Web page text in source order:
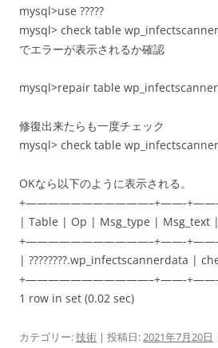
mysql>use ?????
mysql> check table
でエラーが表示されるか確認
mysql>repair table
修復出来たらも一度チェック
mysql> check table
OKなら以下のように表示される。
+———————————–+——-
| Table | Op | Msg_type | Msg_text |
+———————————–+——-
| ????????.wp_infectscannerdata |
+———————————–+——-
1 row in set (0.02 sec)
カテゴリー:技術 | 投稿日:2021年7月20日